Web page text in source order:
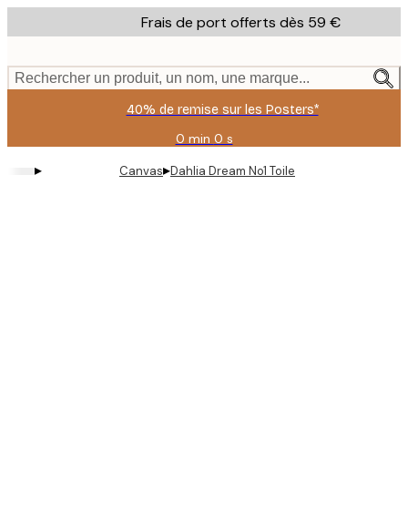
to
content.
Frais de port offerts dès 59 €
Rechercher un produit, un nom, une marque...
40% de remise sur les Posters*
0 min 0 s
Valable
jusqu'au
:
▸ Canvas▸Dahlia Dream No1 Toile